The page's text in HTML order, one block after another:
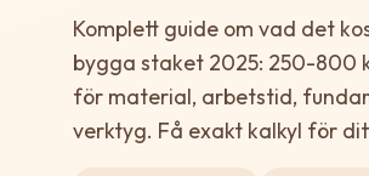
Komplett guide om vad det
bygga staket 2025: 250-800
för material, arbetstid,
verktyg. Få exakt kalkyl för